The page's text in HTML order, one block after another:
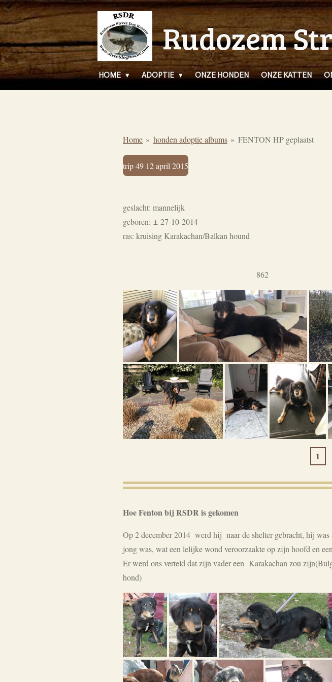
Ga
direct
naar
de
hoofdinhoud
Rudozem
HOME ADOPTIE ONZE HONDEN ONZE KATTEN
Home » honden adoptie albums » FENTON HP geplaatst
trip 49 12 april 2015
geslacht: mannelijk
geboren: ± 27-10-2014
ras: kruising Karakachan/Balkan hound
862
1
Hoe Fenton bij RSDR is gekomen
Op 2 december 2014 werd hij naar de shelter gebracht, hij
jong was, wat een lelijke wond veroorzaakte op zijn hoofd en
Er werd ons verteld dat zijn vader een Karakachan zou
hond)